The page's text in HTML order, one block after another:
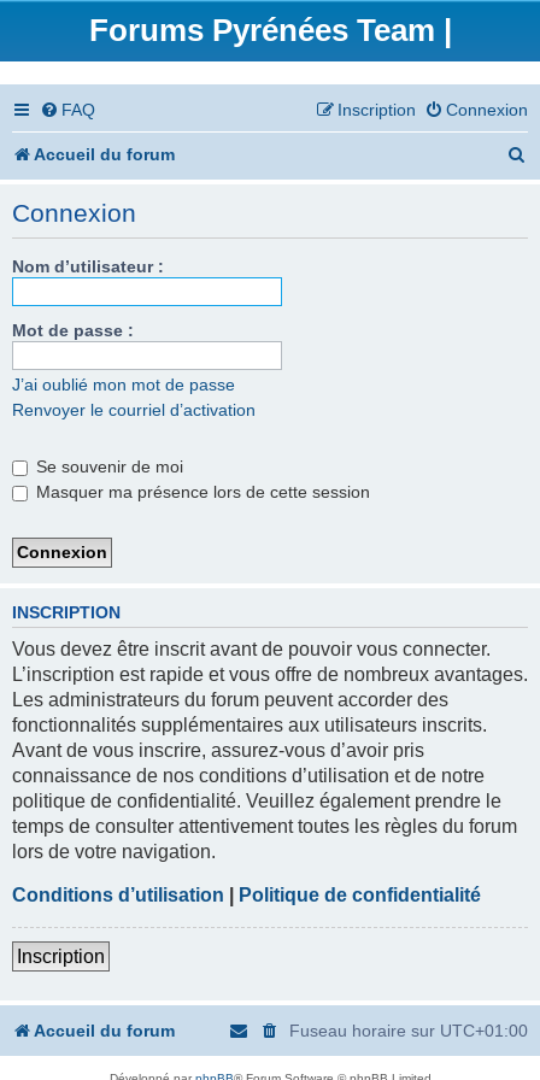
Forums Pyrénées Team |
FAQ Connexion
Inscription
Accueil du forum
Connexion
Nom d’utilisateur :
Mot de passe :
J’ai oublié mon mot de passe
Renvoyer le courriel d’activation
Se souvenir de moi
Masquer ma présence lors de cette session
INSCRIPTION
Vous devez être inscrit avant de pouvoir vous connecter.
L’inscription est rapide et vous offre de nombreux avantages.
Les administrateurs du forum peuvent accorder des
fonctionnalités supplémentaires aux utilisateurs inscrits.
Avant de vous inscrire, assurez-vous d’avoir pris
connaissance de nos conditions d’utilisation et de notre
politique de confidentialité. Veuillez également prendre le
temps de consulter attentivement toutes les règles du forum
lors de votre navigation.
Conditions d’utilisation Politique de confidentialité
Inscription
Accueil du forum Fuseau horaire sur UTC+01:00